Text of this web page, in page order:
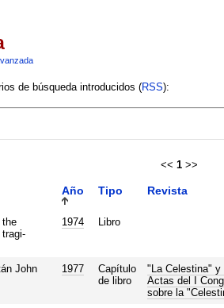
de búsqueda introducidos (RSS):
<< 1 >>
Año Tipo Revista
1974 Libro
John
1977
Capítulo
de libro
"La Celestina" y
Actas del I
sobre la